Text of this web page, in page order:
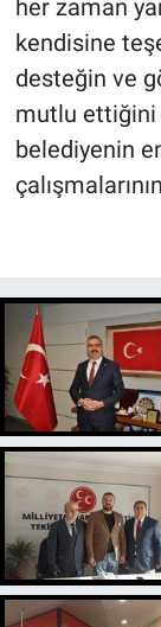
her zaman
kendisine
desteğin ve
mutlu ettiğini
belediyenin